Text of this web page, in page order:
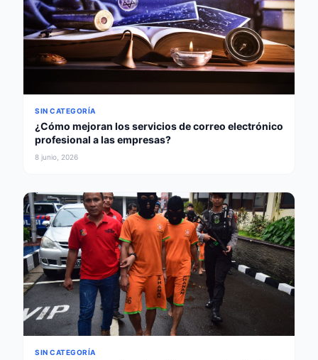
SIN CATEGORÍA
¿Cómo mejoran los servicios de correo electrónico
profesional a las empresas?
8 junio, 2026
SIN CATEGORÍA